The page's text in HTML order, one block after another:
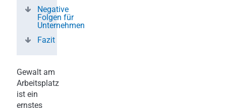
Negative
Folgen für
Unternehmen
Fazit
Gewalt am
Arbeitsplatz
ist ein
ernstes